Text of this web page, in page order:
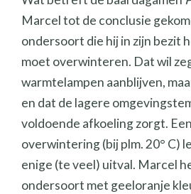
Marcel tot de conclusie
ondersoort die hij in zijn bezit
moet overwinteren. Dat wil
warmtelampen aanblijven,
en dat de lagere
voldoende afkoeling zorgt.
overwintering (bij plm. 20° C)
enige (te veel) uitval. Marcel
ondersoort met geeloranje